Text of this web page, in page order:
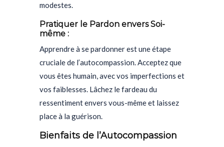
modestes.
Pratiquer le Pardon envers Soi-
même :
Apprendre à se pardonner est une étape
cruciale de l’autocompassion. Acceptez que
vous êtes humain, avec vos imperfections et
vos faiblesses. Lâchez le fardeau du
ressentiment envers vous-même et laissez
place à la guérison.
Bienfaits de l’Autocompassion